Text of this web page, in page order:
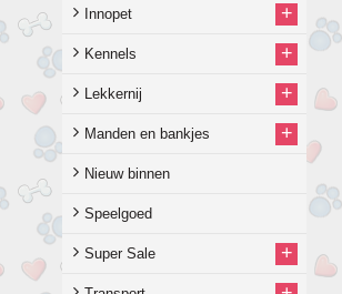
Innopet +
Kennels +
Lekkernij +
Manden en bankjes +
Nieuw binnen
Speelgoed
Super Sale +